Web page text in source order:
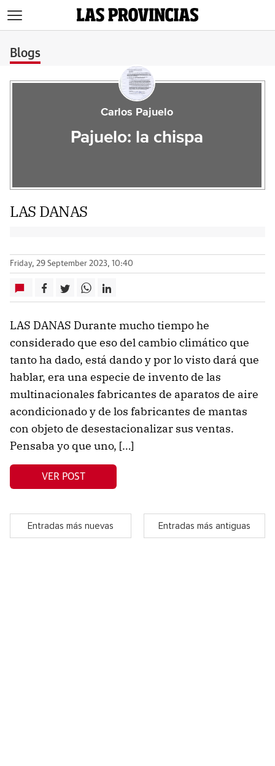
Blogs
Carlos Pajuelo
Pajuelo: la chispa
LAS DANAS
Friday, 29 September 2023, 10:40
LAS DANAS Durante mucho tiempo he
considerado que eso del cambio climático que
tanto ha dado, está dando y por lo visto dará que
hablar, era una especie de invento de las
multinacionales fabricantes de aparatos de aire
acondicionado y de los fabricantes de mantas
con objeto de desestacionalizar sus ventas.
Pensaba yo que uno, […]
VER POST
Entradas más nuevas Entradas más antiguas